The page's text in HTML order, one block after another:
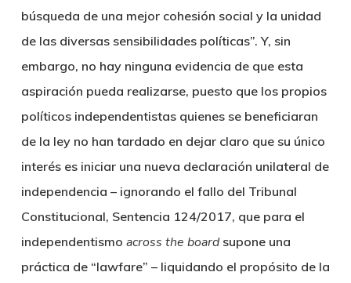
búsqueda de una mejor cohesión social y la unidad
de las diversas sensibilidades políticas”. Y, sin
embargo, no hay ninguna evidencia de que esta
aspiración pueda realizarse, puesto que los propios
políticos independentistas quienes se beneficiaran
de la ley no han tardado en dejar claro que su único
interés es iniciar una nueva declaración unilateral de
independencia – ignorando el fallo del Tribunal
Constitucional, Sentencia 124/2017, que para el
independentismo across the board supone una
práctica de “lawfare” – liquidando el propósito de la